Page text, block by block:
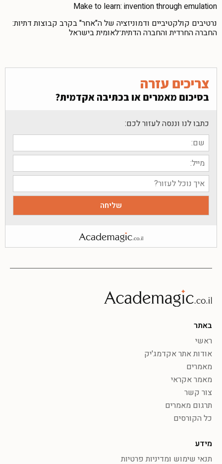
Make to learn: invention through emulation
נרטיבים קולקטיביים ודמוניזציה של ה"אחר" בקרב קבוצות דתיות:
החברה החרדית והחברה הדתית־לאומית בישראל
צריכים עזרה
בסיכום מאמרים או בכתיבה אקדמית?
כתבו לנו וננסה לעזור לכם:
באתר
ראשי
אודות אתר אקדמג'יק
מאמרים
מאמר אקראי
צור קשר
תרגום מאמרים
כל הקורסים
מידע
תנאי שימוש ומדיניות פרטיות